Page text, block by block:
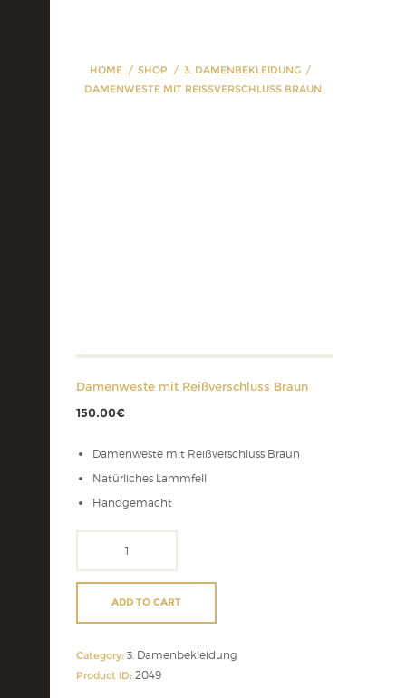
HOME SHOP
3. DAMENBEKLEIDUNG
DAMENWESTE MIT REISSVERSCHLUSS BRAUN
Damenweste mit Reißverschluss Braun
150.00€
Damenweste mit Reißverschluss Braun
Natürliches Lammfell
Handgemacht
Reißverschluss
ADD TO CART
Category: 3. Damenbekleidung
Product ID: 2049